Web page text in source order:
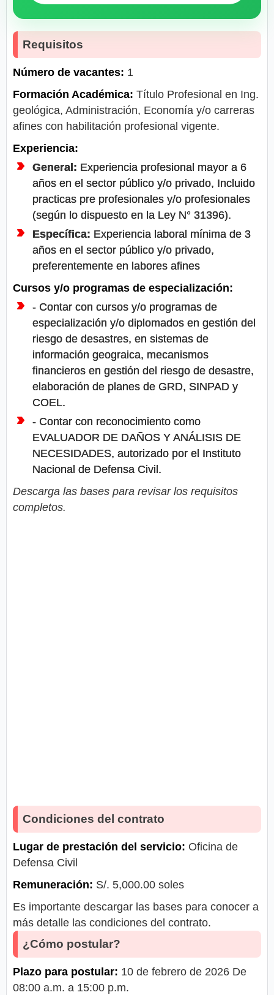
Requisitos
Número de vacantes: 1
Formación Académica: Título Profesional en Ing.
geológica, Administración, Economía y/o carreras
afines con habilitación profesional vigente.
Experiencia:
General: Experiencia profesional mayor a 6
años en el sector público y/o privado, Incluido
practicas pre profesionales y/o profesionales
(según lo dispuesto en la Ley N° 31396).
Específica: Experiencia laboral mínima de 3
años en el sector público y/o privado,
preferentemente en labores afines
Cursos y/o programas de especialización:
- Contar con cursos y/o programas de
especialización y/o diplomados en gestión del
riesgo de desastres, en sistemas de
información geograica, mecanismos
financieros en gestión del riesgo de desastre,
elaboración de planes de GRD, SINPAD y
COEL.
- Contar con reconocimiento como
EVALUADOR DE DAÑOS Y ANÁLISIS DE
NECESIDADES, autorizado por el Instituto
Nacional de Defensa Civil.
Descarga las bases para revisar los requisitos
completos.
Condiciones del contrato
Lugar de prestación del servicio: Oficina de
Defensa Civil
Remuneración: S/. 5,000.00 soles
Es importante descargar las bases para conocer a
más detalle las condiciones del contrato.
¿Cómo postular?
Plazo para postular: 10 de febrero de 2026 De
08:00 a.m. a 15:00 p.m.